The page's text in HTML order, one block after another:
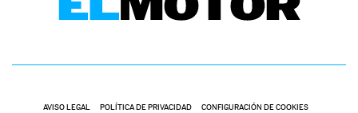
AVISO LEGAL POLÍTICA DE PRIVACIDAD CONFIGURACIÓN DE COOKIES